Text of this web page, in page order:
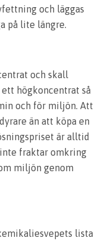
och läggas
på lite längre.
och skall
ett högkoncentrat så
och för miljön. Att
än att köpa en
är alltid
fraktar omkring
miljön genom
lista